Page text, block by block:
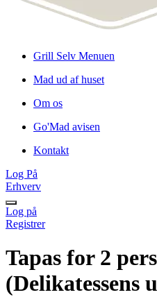
Grill Selv Menuen
Mad ud af huset
Om os
Go'Mad avisen
Kontakt
Log På
Erhverv
Log på
Registrer
Tapas for 2
(Delikatessens